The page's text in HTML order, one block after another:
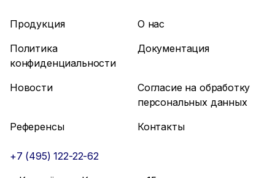
Продукция
О нас
Политика
конфиденциальности
Документация
Новости
Согласие на обработку
персональных данных
Референсы
Контакты
+7 (495) 122-22-62